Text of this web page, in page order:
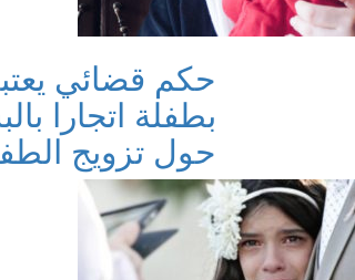
حكم قضائي
بطفلة اتجارا
حول تزويج